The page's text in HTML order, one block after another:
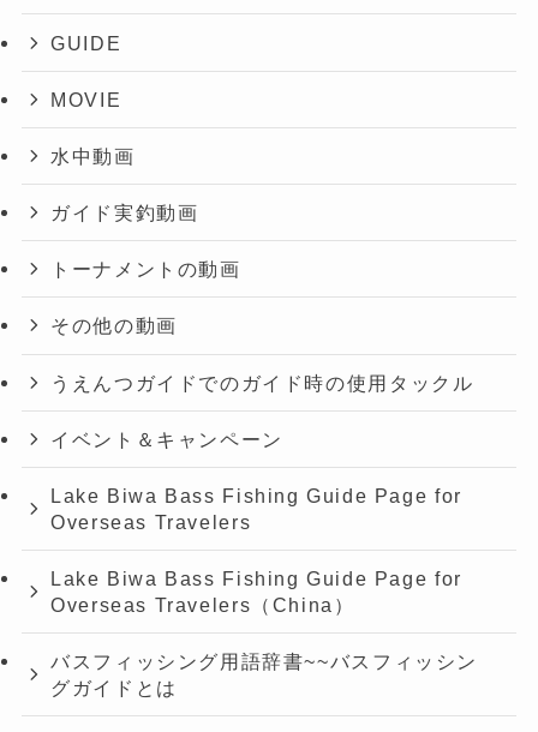
GUIDE
MOVIE
水中動画
ガイド実釣動画
トーナメントの動画
その他の動画
うえんつガイドでのガイド時の使用タックル
イベント＆キャンペーン
Lake Biwa Bass Fishing Guide Page for
Overseas Travelers
Lake Biwa Bass Fishing Guide Page for
Overseas Travelers（China）
バスフィッシング用語辞書~~バスフィッシン
グガイドとは